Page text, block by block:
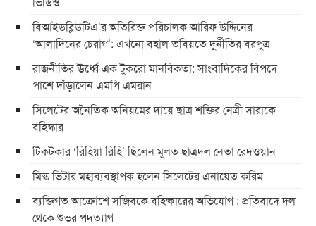
বিআইডব্লিউটিএ’র অতিরিক্ত পরিচালক আরিফ উদ্দিনের
‘আলাদিনের চেরাগ’: এখনো বহাল তবিয়তে দুর্নীতির বরপুত্র
রাজনীতির ঊর্ধ্বে এক টুকরো মানবিকতা: সাংবাদিকের বিপদে
পাশে দাঁড়ালেন এমপি এমরান
সিলেটের অনৈতিক অনিয়মের দায়ে ছাত্র শক্তির নেত্রী সারাকে
বহিস্কার
টিকটকার ‘রিহিয়া রিহি’ ছিলেন মূলত ছাত্রদল নেতা রেদওয়ান
মিল্ক ভিটার মহাব্যবস্থাপক হলেন সিলেটের এনায়েত করিম
ব্যক্তিগত আক্রোশে সজিবকে বহিষ্কারের অভিযোগ : প্রতিবাদে দল
থেকে শুভর পদত্যাগ